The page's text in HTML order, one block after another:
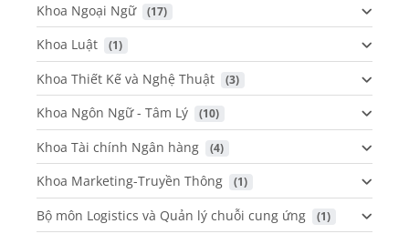
Khoa Ngoại Ngữ (17)
Khoa Luật (1)
Khoa Thiết Kế và Nghệ Thuật (3)
Khoa Ngôn Ngữ - Tâm Lý (10)
Khoa Tài chính Ngân hàng (4)
Khoa Marketing-Truyền Thông (1)
Bộ môn Logistics và Quản lý chuỗi cung ứng (1)